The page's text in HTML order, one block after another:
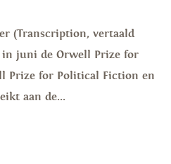
(Transcription, vertaald
juni de Orwell Prize for
Prize for Political Fiction en
aan de...